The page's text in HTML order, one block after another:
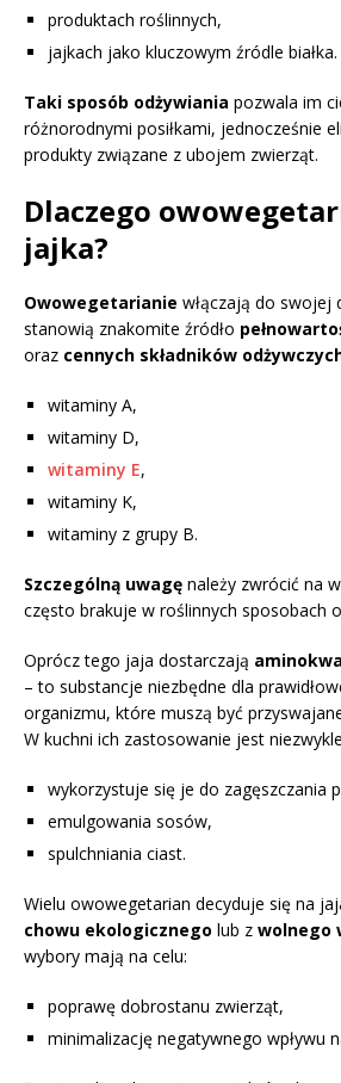
produktach roślinnych,
jajkach jako kluczowym źródle białka.
Taki sposób odżywiania pozwala im
różnorodnymi posiłkami, jednocześnie
produkty związane z ubojem zwierząt.
Dlaczego
jajka?
Owowegetarianie włączają do swojej
stanowią znakomite źródło
oraz cennych składników
witaminy A,
witaminy D,
witaminy E,
witaminy K,
witaminy z grupy B.
Szczególną uwagę należy zwrócić na
często brakuje w roślinnych sposobach
Oprócz tego jaja dostarczają
– to substancje niezbędne dla
organizmu, które muszą być
W kuchni ich zastosowanie jest
wykorzystuje się je do zagęszczania
emulgowania sosów,
spulchniania ciast.
Wielu owowegetarian decyduje się na
chowu ekologicznego lub z wolnego
wybory mają na celu:
poprawę dobrostanu zwierząt,
minimalizację negatywnego wpływu